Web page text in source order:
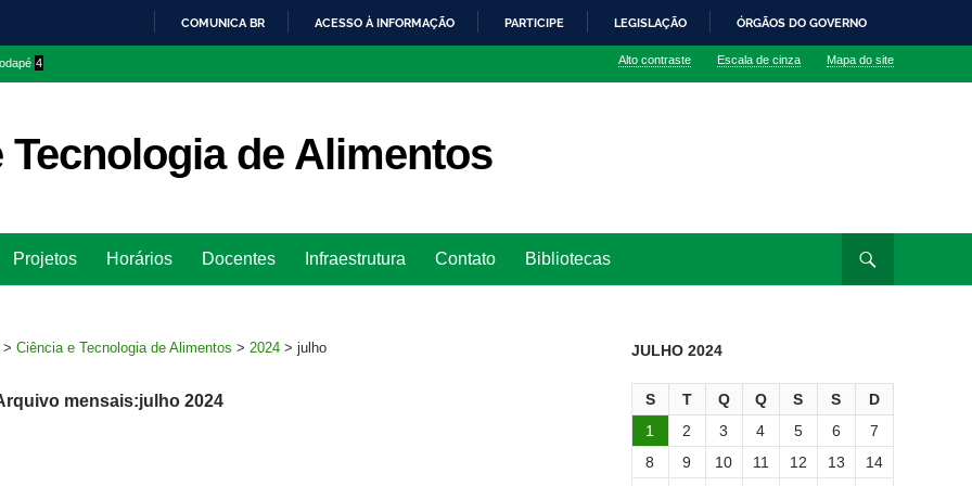
O
COMUNICA BR ACESSO À INFORMAÇÃO PARTICIPE LEGISLAÇÃO ÓRGÃOS DO GOVERNO
4 Alto contraste Escala de cinza Mapa do site
Tecnologia de Alimentos
para
Projetos Horários Docentes Infraestrutura Contato Bibliotecas
> Ciência e Tecnologia de Alimentos > 2024 > julho
mensais:julho 2024
JULHO 2024
S T Q Q S S
D
1
2 3 4 5 6
7
8
9 10 11 12 13
14